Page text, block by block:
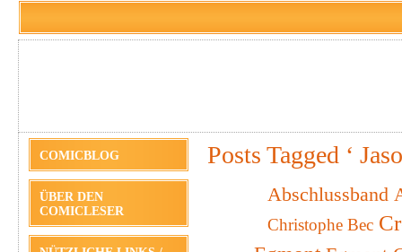
COMICBLOG
ÜBER DEN
COMICLESER
Posts Tagged ‘
Abschlussband
Christophe Bec